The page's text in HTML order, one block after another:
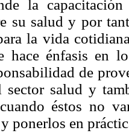
la
su salud y por
la vida
hace énfasis en
de
sector salud y
éstos no
ponerlos en